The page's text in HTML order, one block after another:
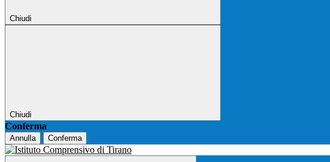
Chiudi
Chiudi
Conferma
Annulla Conferma